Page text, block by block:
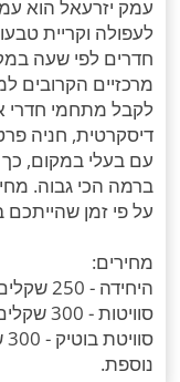
עמק יזרעאל הוא
לעפולה וקריית
חדרים לפי שעה
מרכזיים הקרובים
לקבל מתחמי חדרי
דיסקרטית, חניה
עם בעלי במקום, כך
ברמה הכי גבוה.
על פי זמן שהייתכם
מחירים:
היחידה - 250 שקלים לשעתיים, 50 שקלים לשעה נוספת.
סוויטות - 300 שקלים לשעתיים, 50 שקלים לשעה נוספת.
נוספת.